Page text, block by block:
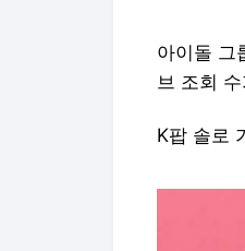
아이돌 그
브 조회
K팝 솔로